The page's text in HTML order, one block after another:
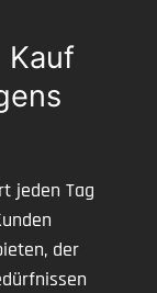
Kauf
jeden Tag
der